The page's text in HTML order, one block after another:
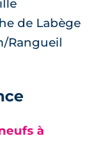
de Labège
Rangueil
à